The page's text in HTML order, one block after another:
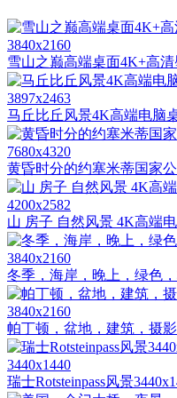
3840x2160
雪山之巅高端桌面4K+高
3897x2463
马丘比丘风景4K高端电脑
7680x4320
黄昏时分的约塞米蒂国家
4200x2582
山 房子 自然风景 4K高端
3840x2160
冬季，海岸，晚上，绿色
3840x2160
帕丁顿，盆地，建筑，摄
3440x1440
瑞士Rotsteinpass风景